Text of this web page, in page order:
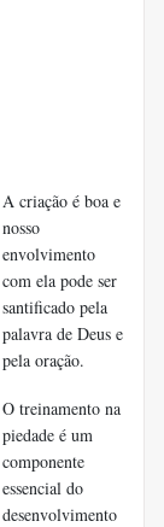
A criação é boa e
nosso
envolvimento
com ela pode ser
santificado pela
palavra de Deus e
pela oração.
O treinamento na
piedade é um
componente
essencial do
desenvolvimento